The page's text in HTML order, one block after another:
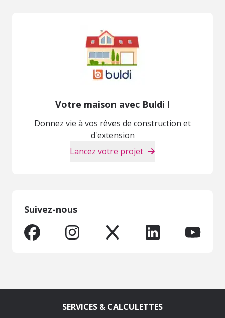
Votre maison avec Buldi !
Donnez vie à vos rêves de construction et
d'extension
Lancez votre projet
Suivez-nous
SERVICES & CALCULETTES